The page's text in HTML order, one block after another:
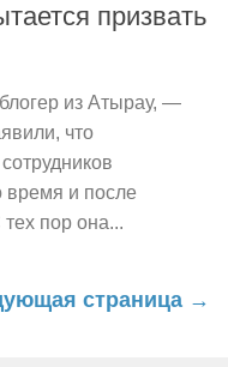
призвать
из Атырау, —
что
время и после
пор она...
страница →